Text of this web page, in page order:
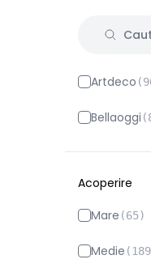
Artdeco (
Bellaoggi (
Bourjois(4
Catrice
Clarins 53
Clinique
Acoperire
Mare (65)
Medie (189